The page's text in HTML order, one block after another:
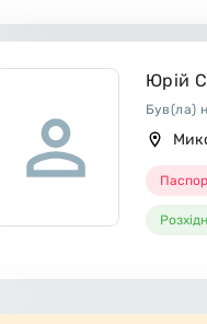
Юрій С
Був(ла)